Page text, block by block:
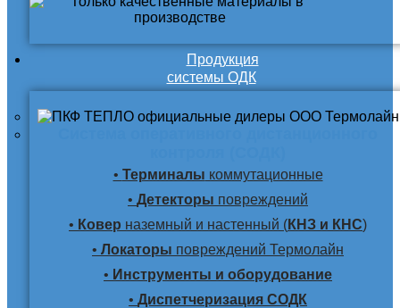
Продукция
системы ОДК
• Терминалы коммутационные
• Детекторы повреждений
• Ковер наземный и настенный (КНЗ и КНС)
• Локаторы повреждений Термолайн
• Инструменты и оборудование
• Диспетчеризация СОДК